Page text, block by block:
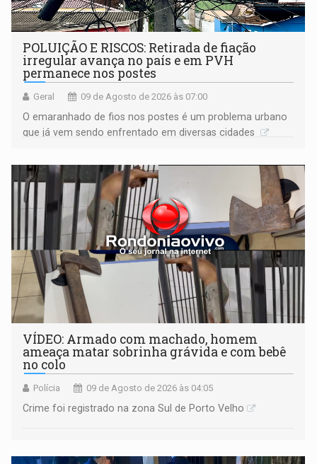
POLUIÇÃO E RISCOS: Retirada de fiação
irregular avança no país e em PVH
permanece nos postes
Geral 09 de Agosto de 2026 às 07:00
O emaranhado de fios nos postes é um problema urbano
que já vem sendo enfrentado em diversas cidades
VÍDEO: Armado com machado, homem
ameaça matar sobrinha grávida e com bebê
no colo
Polícia 09 de Agosto de 2026 às 04:05
Crime foi registrado na zona Sul de Porto Velho